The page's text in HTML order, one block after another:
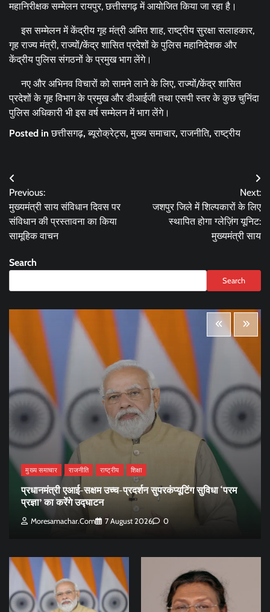
महानिरीक्षक सम्मेलन रायपुर, छत्तीसगढ़ में आयोजित किया जा रहा है।
इस सम्मेलन में केंद्रीय गृह मंत्री अमित शाह, राष्ट्रीय सुरक्षा सलाहकार,
गृह राज्य मंत्री, राज्यों/केंद्र शासित प्रदेशों के पुलिस महानिदेशक और
केंद्रीय पुलिस संगठनों के प्रमुख भाग लेंगे।
नए और अभिनव विचारों को सामने लाने के लिए, राज्यों/केंद्र शासित
प्रदेशों के गृह विभाग के प्रमुख और डीआईजी तथा एसपी स्तर के कुछ चुनिंदा
पुलिस अधिकारी भी इस वर्ष सम्मेलन में भाग लेंगे।
Posted inछत्तीसगढ़,ब्यूरोक्रेट्स,मुख्य समाचार,राजनीति,राष्ट्रीय
Post
navigation
Previous:
मुख्यमंत्री साय संविधान दिवस पर
संविधान की प्रस्तावना का किया
सामूहिक वाचन
Next:
जशपुर जिले में शिल्पकारों के लिए
स्थापित होगा ग्लेज़िंग यूनिट:
मुख्यमंत्री साय
Search
Search
मुख्य समाचार राजनीति राष्ट्रीय शिक्षा
प्रधानमंत्री एआई-सक्षम उच्च-प्रदर्शन सुपरकंप्यूटिंग सुविधा ‘परम
प्रज्ञा’ का करेंगे उद्घाटन
Moresamachar.com 7 August 2026 0